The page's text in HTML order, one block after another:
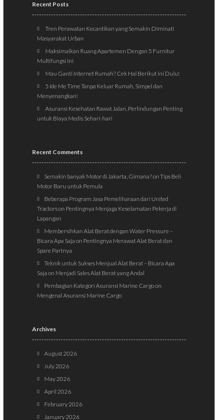
Recent Posts
Tren Perawatan Kecantikan yang Semakin Diminati
Masyarakat Urban
Maksimalkan Ruang Apartemen Dengan 5 Furnitur
Multifungsi Ini
Mau Ganti Internet Rumah? Cek Hal Berikut ini Dulu!
5 Ide Me Time Tanpa Keluar Rumah, Simpel dan
Menyenangkan!
Asuransi Kesehatan Rawat Jalan, Perlindungan Penting
untuk Biaya Medis Sehari-hari
Recent Comments
Semakin banyak Motor di Jakarta, Gimana?onTips Beli
Motor Baru untuk Pemula
Beberapa Program Jasa Pemeliharaan dari United
Tractorson Pentingnya Menjaga Keselamatan Pekerja di
Lapangan
Membersihkan Alat Berat dengan Water Pressure –
Bicara Apa Saja on Pentingnya Merawat Alat Berat dan
Spare Partnya
Teknik untuk Sukses Menjual Alat Berat – Bicara Apa
Saja on Menjadi Sales Alat Berat yang Andal
Pembagian Kategori Asuransi Marine Cargoon
Mengenal Asuransi Marine Cargo
Archives
August 2026
July 2026
May 2026
April 2026
February 2026
January 2026